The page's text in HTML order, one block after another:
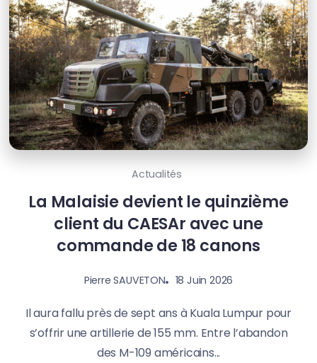
Actualités
La Malaisie devient le quinzième
client du CAESAr avec une
commande de 18 canons
Pierre SAUVETON 18 Juin 2026
Il aura fallu près de sept ans à Kuala Lumpur pour
s’offrir une artillerie de 155 mm. Entre l’abandon
des M-109 américains...